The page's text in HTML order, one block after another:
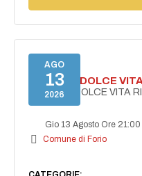
AGO
13
2026
FORIO LA DOLCE
FORIO LA DOLCE VITA
Gio 13 Agosto Ore 21:00
Comune di Forio